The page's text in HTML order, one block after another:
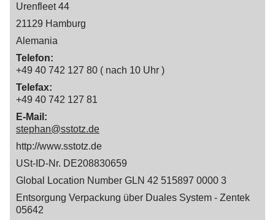
Urenfleet 44
21129 Hamburg
Alemania
Telefon:
+49 40 742 127 80 ( nach 10 Uhr )
Telefax:
+49 40 742 127 81
E-Mail:
stephan@sstotz.de
http://www.sstotz.de
USt-ID-Nr. DE208830659
Global Location Number GLN 42 515897 0000 3
Entsorgung Verpackung über Duales System - Zentek
05642